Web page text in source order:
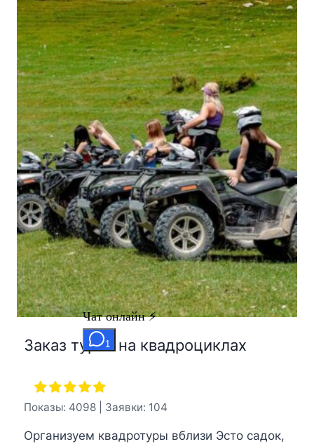
Заказ туров на квадроциклах
Показы: 4098 | Заявки: 104
Организуем квадротуры вблизи Эсто садок,